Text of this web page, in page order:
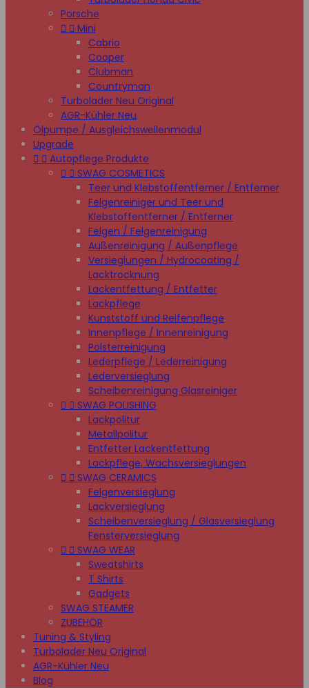
Porsche
  Mini
Cabrio
Cooper
Clubman
Countryman
Turbolader Neu Original
AGR-Kühler Neu
Ölpumpe / Ausgleichswellenmodul
Upgrade
  Autopflege Produkte
  SWAG COSMETICS
Teer und Klebstoffentferner / Entferner
Felgenreiniger und Teer und
Klebstoffentferner / Entferner
Felgen / Felgenreinigung
Außenreinigung / Außenpflege
Versieglungen / Hydrocoating /
Lacktrocknung
Lackentfettung / Entfetter
Lackpflege
Kunststoff und Reifenpflege
Innenpflege / Innenreinigung
Polsterreinigung
Lederpflege / Lederreinigung
Lederversieglung
Scheibenreinigung Glasreiniger
  SWAG POLISHING
Lackpolitur
Metallpolitur
Entfetter Lackentfettung
Lackpflege, Wachsversieglungen
  SWAG CERAMICS
Felgenversieglung
Lackversieglung
Scheibenversieglung / Glasversieglung
Fensterversieglung
  SWAG WEAR
Sweatshirts
T Shirts
Gadgets
SWAG STEAMER
ZUBEHÖR
Tuning & Styling
Turbolader Neu Original
AGR-Kühler Neu
Blog